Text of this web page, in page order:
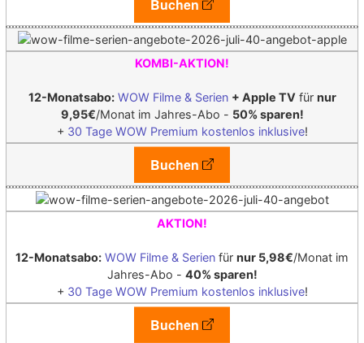
Buchen
KOMBI-AKTION!
12-Monatsabo: WOW Filme & Serien + Apple TVfür nur
9,95€/Monat im Jahres-Abo - 50% sparen!
+ 30 Tage WOW Premium kostenlos inklusive!
Buchen
AKTION!
12-Monatsabo: WOW Filme & Serien für nur 5,98€/Monat im
Jahres-Abo - 40% sparen!
+ 30 Tage WOW Premium kostenlos inklusive!
Buchen